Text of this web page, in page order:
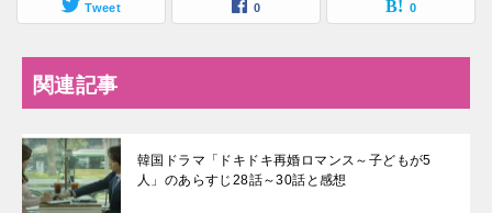
Tweet 0 0
関連記事
韓国ドラマ「ドキドキ再婚ロマンス～子どもが5
人」のあらすじ28話～30話と感想